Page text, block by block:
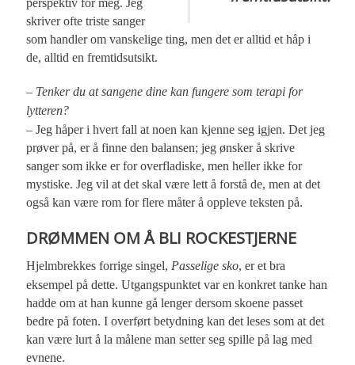
skriver ofte triste sanger
som handler om vanskelige ting, men det er alltid et håp i
de, alltid en fremtidsutsikt.
– Tenker du at sangene dine kan fungere som terapi for
lytteren?
– Jeg håper i hvert fall at noen kan kjenne seg igjen. Det jeg
prøver på, er å finne den balansen; jeg ønsker å skrive
sanger som ikke er for overfladiske, men heller ikke for
mystiske. Jeg vil at det skal være lett å forstå de, men at det
også kan være rom for flere måter å oppleve teksten på.
DRØMMEN OM Å BLI ROCKESTJERNE
Hjelmbrekkes forrige singel, Passelige sko, er et bra
eksempel på dette. Utgangspunktet var en konkret tanke han
hadde om at han kunne gå lenger dersom skoene passet
bedre på foten. I overført betydning kan det leses som at det
kan være lurt å la målene man setter seg spille på lag med
evnene.